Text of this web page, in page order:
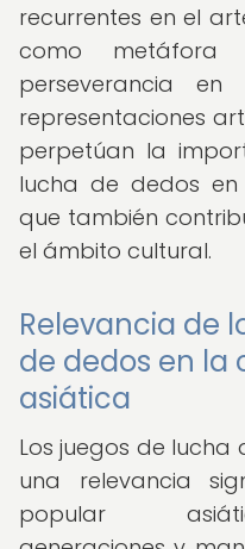
recurrentes en el
como
perseverancia
representaciones
perpetúan la
lucha de dedos
que también
el ámbito cultural.
Relevancia de
de dedos en
asiática
Los juegos de
una relevancia
popular